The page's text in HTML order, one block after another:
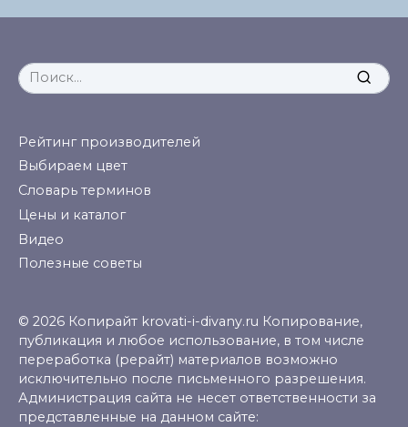
Search
for:
Рейтинг производителей
Выбираем цвет
Словарь терминов
Цены и каталог
Видео
Полезные советы
© 2026 Копирайт krovati-i-divany.ru Копирование,
публикация и любое использование, в том числе
переработка (рерайт) материалов возможно
исключительно после письменного разрешения.
Администрация сайта не несет ответственности за
представленные на данном сайте: